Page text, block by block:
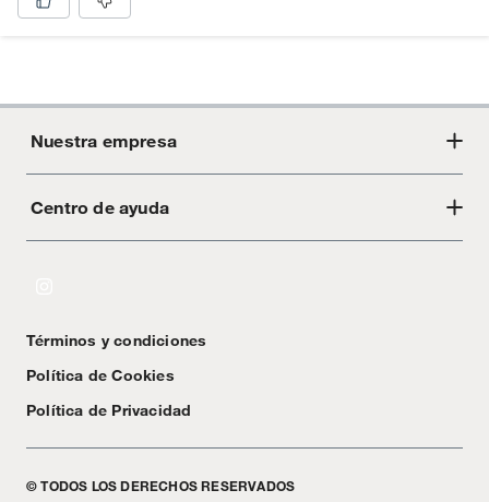
Nuestra empresa
Acerca de Crate
Centro de ayuda
Textos Legales
Términos y condiciones
Política de Cookies
Política de Privacidad
© TODOS LOS DERECHOS RESERVADOS